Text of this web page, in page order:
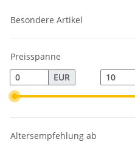
Besondere Artikel
Preisspanne
EUR
Altersempfehlung ab